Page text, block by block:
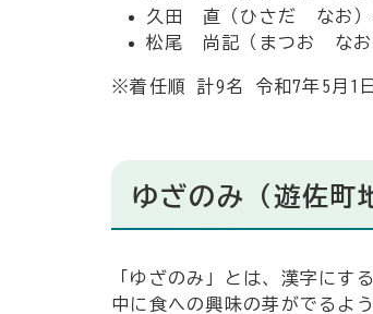
久田 直（ひさだ なお）
松尾 尚記（まつお なお
※着任順 計9名 令和7年5月1
ゆざのみ（遊佐町
「ゆざのみ」とは、漢字にす
中に食への興味の芽がでるよ